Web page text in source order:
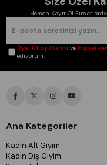
Hemen Kayıt Ol
Üyelik koşullarını vekişisel
ediyorum.
Ana Kategoriler
Kadın Alt Giyim
Kadın Dış Giyim